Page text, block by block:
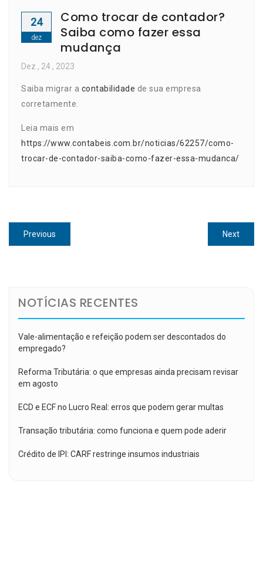
24
dez
Como trocar de contador?
Saiba como fazer essa
mudança
Dez , 24 , 2023
Saiba migrar a contabilidade de sua empresa
corretamente.
Leia mais em
https://www.contabeis.com.br/noticias/62257/como-
trocar-de-contador-saiba-como-fazer-essa-mudanca/
Navegação
de
Previous
post:
NextNext
post:
NOTÍCIAS RECENTES
Vale-alimentação e refeição podem ser descontados do
empregado?
Reforma Tributária: o que empresas ainda precisam revisar
em agosto
ECD e ECF no Lucro Real: erros que podem gerar multas
Transação tributária: como funciona e quem pode aderir
Crédito de IPI: CARF restringe insumos industriais